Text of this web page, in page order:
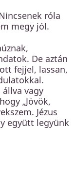
róla
megy jól.
De aztán
fejjel, lassan,
vagy
„Jövök,
Jézus
együtt legyünk